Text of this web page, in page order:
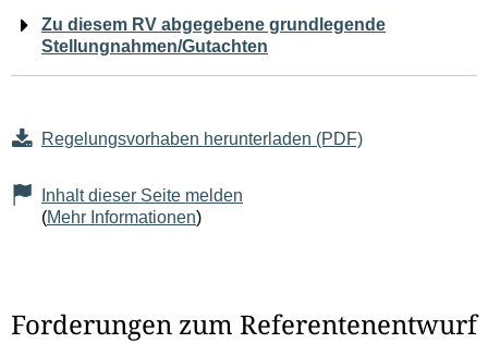
Zu diesem RV abgegebene grundlegende
Stellungnahmen/Gutachten
Regelungsvorhaben herunterladen (PDF)
Inhalt dieser Seite melden
(Mehr Informationen)
Forderungen zum Referentenentwurf